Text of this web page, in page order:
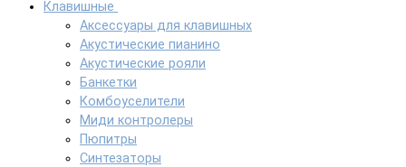
Клавишные
Аксессуары для клавишных
Акустические пианино
Акустические рояли
Банкетки
Комбоуселители
Миди контролеры
Пюпитры
Синтезаторы